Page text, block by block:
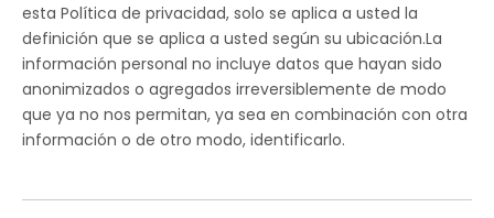
esta Política de privacidad, solo se aplica a usted la
definición que se aplica a usted según su ubicación.La
información personal no incluye datos que hayan sido
anonimizados o agregados irreversiblemente de modo
que ya no nos permitan, ya sea en combinación con otra
información o de otro modo, identificarlo.